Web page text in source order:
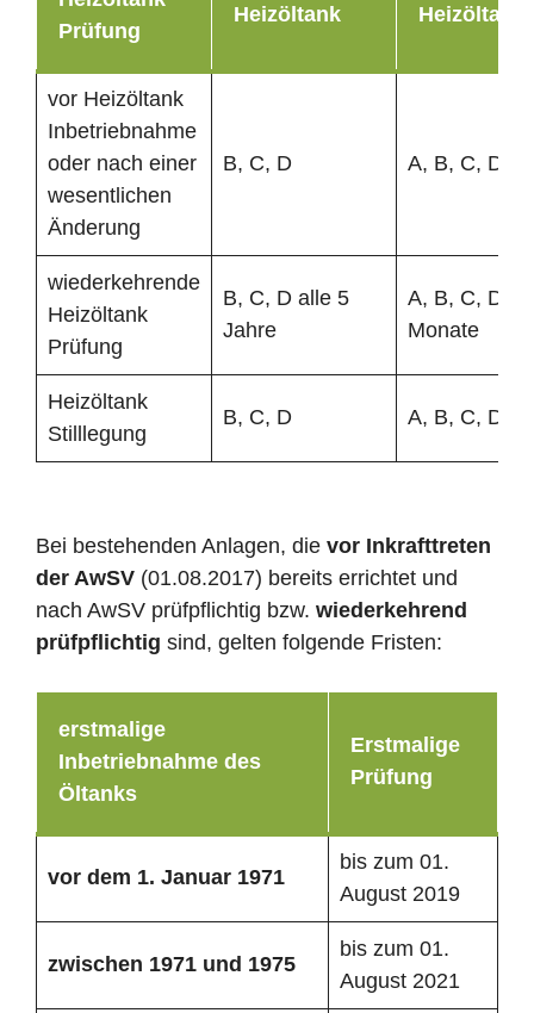
Prüfung
Heizöltank Heizöltank
vor Heizöltank
Inbetriebnahme
oder nach einer
wesentlichen
Änderung
B, C, D A, B, C, D
wiederkehrende
Heizöltank
Prüfung
B, C, D alle 5
Jahre
A, B, C, D
Monate
Heizöltank
Stilllegung
B, C, D A, B, C, D
Bei bestehenden Anlagen, die vor Inkrafttreten
der AwSV (01.08.2017) bereits errichtet und
nach AwSV prüfpflichtig bzw. wiederkehrend
prüfpflichtig sind, gelten folgende Fristen:
erstmalige
Inbetriebnahme des
Öltanks
Erstmalige
Prüfung
vor dem 1. Januar 1971
bis zum 01.
August 2019
zwischen 1971 und 1975
bis zum 01.
August 2021